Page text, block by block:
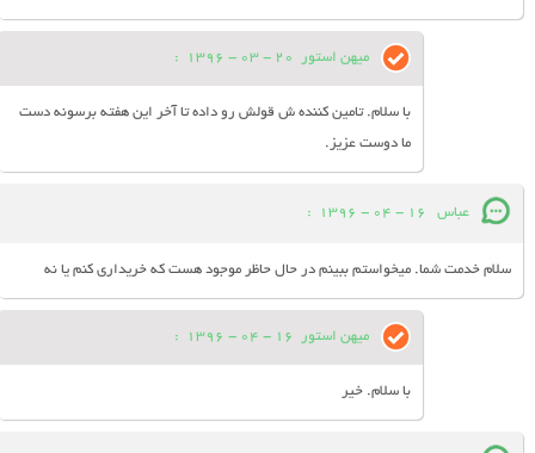
میهن استور 20 - 03 - 1396
:
با سلام. تامین کننده ش قولش رو داده تا آخر این هفته برسونه دست
ما دوست عزیز.
عباس 16 - 04 - 1396
:
سلام خدمت شما. میخواستم ببینم در حال حاظر موجود هست که خریداری کنم یا نه
میهن استور 16 - 04 - 1396
:
با سلام. خیر